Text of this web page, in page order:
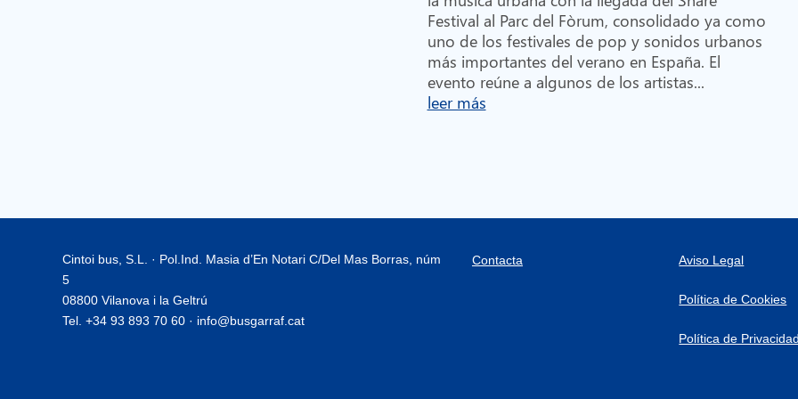
Festival al Parc del Fòrum, consolidado ya como
uno de los festivales de pop y sonidos urbanos
más importantes del verano en España. El
evento reúne a algunos de los artistas...
leer más
Cintoi bus, S.L. · Pol.Ind. Masia d’En Notari C/Del Mas Borras, núm
5
08800 Vilanova i la Geltrú
Tel. +34 93 893 70 60 · info@busgarraf.cat
Contacta Aviso Legal
Política de Cookies
Política de